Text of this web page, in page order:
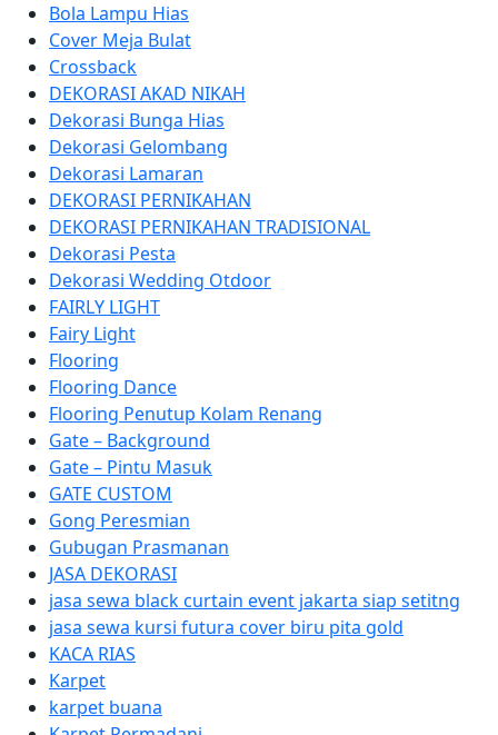
Bola Lampu Hias
Cover Meja Bulat
Crossback
DEKORASI AKAD NIKAH
Dekorasi Bunga Hias
Dekorasi Gelombang
Dekorasi Lamaran
DEKORASI PERNIKAHAN
DEKORASI PERNIKAHAN TRADISIONAL
Dekorasi Pesta
Dekorasi Wedding Otdoor
FAIRLY LIGHT
Fairy Light
Flooring
Flooring Dance
Flooring Penutup Kolam Renang
Gate – Background
Gate – Pintu Masuk
GATE CUSTOM
Gong Peresmian
Gubugan Prasmanan
JASA DEKORASI
jasa sewa black curtain event jakarta siap setitng
jasa sewa kursi futura cover biru pita gold
KACA RIAS
Karpet
karpet buana